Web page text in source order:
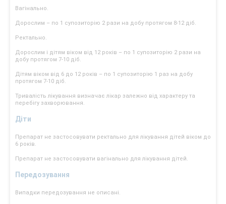
Вагінально.
Дорослим – по 1 супозиторію 2 рази на добу протягом 8-12 діб.
Ректально.
Дорослим і дітям віком від 12 років – по 1 супозиторію 2 рази на
добу протягом 7-10 діб.
Дітям віком від 6 до 12 років – по 1 супозиторію 1 раз на добу
протягом 7-10 діб.
Тривалість лікування визначає лікар залежно від характеру та
перебігу захворювання.
Діти
Препарат не застосовувати ректально для лікування дітей віком до
6 років.
Препарат не застосовувати вагінально для лікування дітей.
Передозування
Випадки передозування не описані.